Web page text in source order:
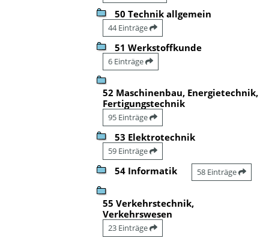
50 Technik allgemein
44 Einträge
51 Werkstoffkunde
6 Einträge
52 Maschinenbau, Energietechnik,
Fertigungstechnik
95 Einträge
53 Elektrotechnik
59 Einträge
54 Informatik 58 Einträge
55 Verkehrstechnik,
Verkehrswesen
23 Einträge